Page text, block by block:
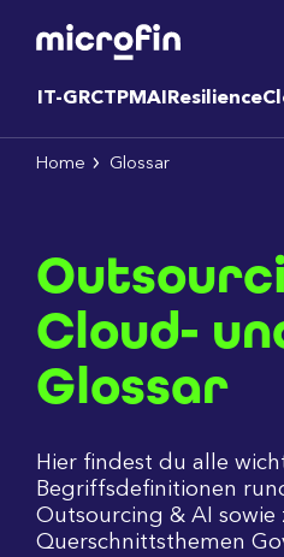
IT-GRCTPMAI Resilience
Home Glossar
Cloud-
Glossar
Hier findest du alle
Begriffsdefinitionen
Outsourcing & AI sowie
Querschnittsthemen